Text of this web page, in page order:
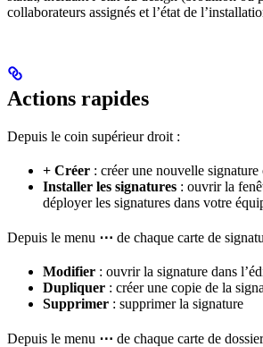
collaborateurs assignés et l’état de
Actions rapides
Depuis le coin supérieur droit :
+ Créer : créer une nouvelle
Installer les signatures : ouvrir la
déployer les signatures dans votre
Depuis le menu ⋯ de chaque carte de
Modifier : ouvrir la signature dans
Dupliquer : créer une copie de la
Supprimer : supprimer la signature
Depuis le menu ⋯ de chaque carte de